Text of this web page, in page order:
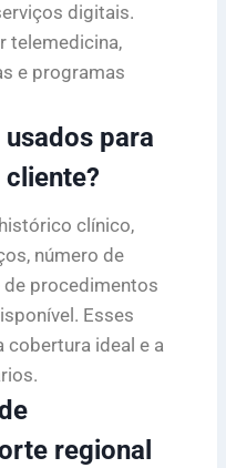
digitais.
telemedicina,
e programas
para
clínico,
número de
de procedimentos
Esses
cobertura ideal e a
regional